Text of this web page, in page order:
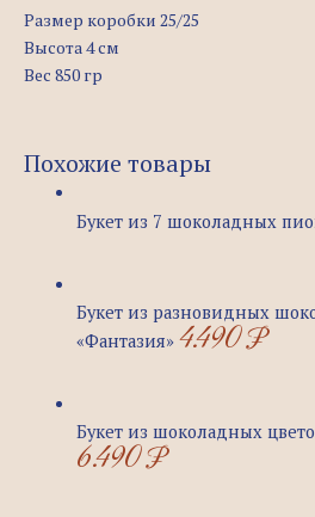
Размер коробки 25/25
Высота 4 см
Вес 850 гр
Похожие товары
Букет из 7 шоколадных
Букет из разновидных
«Фантазия» 4.490₽
Букет из шоколадных
6.490₽